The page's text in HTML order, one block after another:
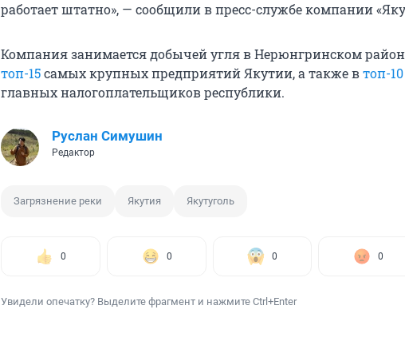
работает штатно», — сообщили в пресс-службе компании
Компания занимается добычей угля в Нерюнгринском
топ-15самых крупных предприятий Якутии, а также втоп-10
главных налогоплательщиков республики.
Руслан Симушин
Редактор
Загрязнение реки Якутия Якутуголь
0 0 0 0
Увидели опечатку? Выделите фрагмент и нажмите Ctrl+Enter